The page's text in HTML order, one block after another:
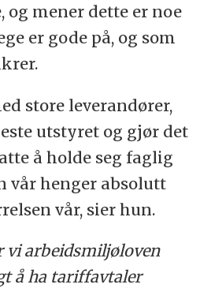
og mener dette er noe
er gode på, og som
store leverandører,
utstyret og gjør det
å holde seg faglig
vår henger absolutt
vår, sier hun.
vi arbeidsmiljøloven
å ha tariffavtaler